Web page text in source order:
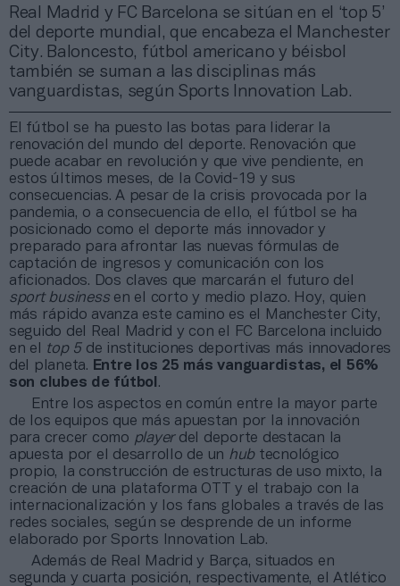
Real Madrid y FC Barcelona se sitúan en el ‘top 5’
del deporte mundial, que encabeza el Manchester
City. Baloncesto, fútbol americano y béisbol
también se suman a las disciplinas más
vanguardistas, según Sports Innovation Lab.
El fútbol se ha puesto las botas para liderar la
renovación del mundo del deporte. Renovación que
puede acabar en revolución y que vive pendiente, en
estos últimos meses, de la Covid-19 y sus
consecuencias. A pesar de la crisis provocada por la
pandemia, o a consecuencia de ello, el fútbol se ha
posicionado como el deporte más innovador y
preparado para afrontar las nuevas fórmulas de
captación de ingresos y comunicación con los
aficionados. Dos claves que marcarán el futuro del
sport businessen el corto y medio plazo. Hoy, quien
más rápido avanza este camino es el Manchester City,
seguido del Real Madrid y con el FC Barcelona incluido
en el
top 5 de instituciones deportivas más innovadores
del planeta. Entre los 25 más vanguardistas, el 56%
son clubes de fútbol .
Entre los aspectos en común entre la mayor parte
de los equipos que más apuestan por la innovación
para crecer como playerdel deporte destacan la
apuesta por el desarrollo de un hubtecnológico
propio, la construcción de estructuras de uso mixto, la
creación de una plataforma OTT y el trabajo con la
internacionalización y los fans globales a través de las
redes sociales, según se desprende de un informe
elaborado por Sports Innovation Lab.
Además de Real Madrid y Barça, situados en
segunda y cuarta posición, respectivamente, el Atlético